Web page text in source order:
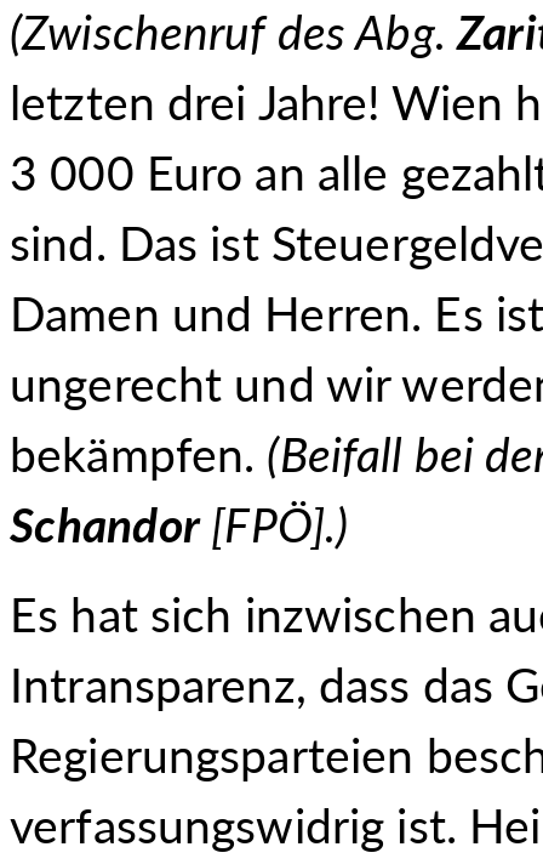
(Zwischenruf des Abg.
letzten drei Jahre! Wien
3 000 Euro an alle
sind. Das ist
Damen und Herren. Es
ungerecht und wir
bekämpfen. (Beifall bei
Schandor[FPÖ].)
Es hat sich inzwischen
Intransparenz, dass das
Regierungsparteien
verfassungswidrig ist.